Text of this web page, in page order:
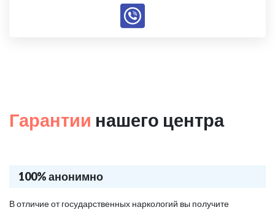
Гарантии нашего центра
100% анонимно
В отличие от государственных наркологий вы получите